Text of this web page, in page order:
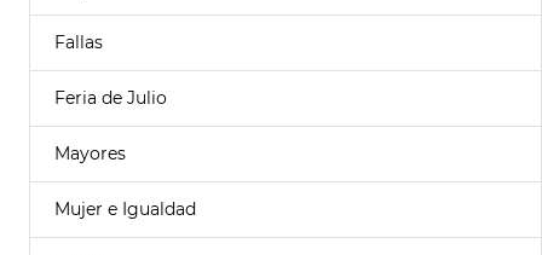
Fallas
Feria de Julio
Mayores
Mujer e Igualdad